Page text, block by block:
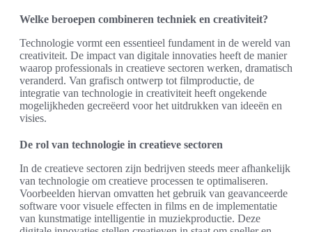
Welke beroepen combineren techniek en creativiteit?
Technologie vormt een essentieel fundament in de wereld van
creativiteit. De impact van digitale innovaties heeft de manier
waarop professionals in creatieve sectoren werken, dramatisch
veranderd. Van grafisch ontwerp tot filmproductie, de
integratie van technologie in creativiteit heeft ongekende
mogelijkheden gecreëerd voor het uitdrukken van ideeën en
visies.
De rol van technologie in creatieve sectoren
In de creatieve sectoren zijn bedrijven steeds meer afhankelijk
van technologie om creatieve processen te optimaliseren.
Voorbeelden hiervan omvatten het gebruik van geavanceerde
software voor visuele effecten in films en de implementatie
van kunstmatige intelligentie in muziekproductie. Deze